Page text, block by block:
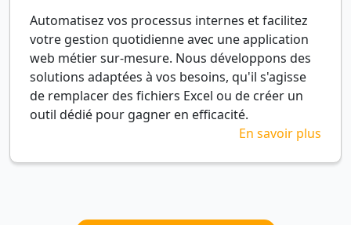
Automatisez vos processus internes et facilitez
votre gestion quotidienne avec une application
web métier sur-mesure. Nous développons des
solutions adaptées à vos besoins, qu'il s'agisse
de remplacer des fichiers Excel ou de créer un
outil dédié pour gagner en efficacité.
En savoir plus